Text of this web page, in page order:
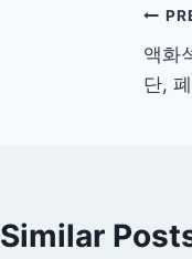
글
탐
액화
단,
Similar